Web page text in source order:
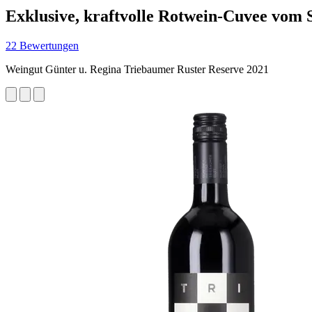
Exklusive, kraftvolle Rotwein-Cuvee vom
22 Bewertungen
Weingut Günter u. Regina Triebaumer Ruster Reserve 2021